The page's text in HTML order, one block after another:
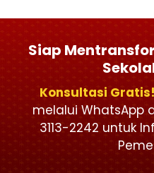
Siap
Konsultasi Gratis!
melalui WhatsApp
3113-2242 untuk